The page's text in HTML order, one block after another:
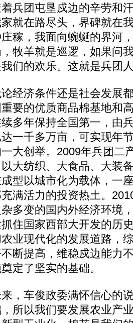
兵团屯垦戍边的辛劳和
就在路尽头，界碑就在
稼，我面向蜿蜒的界河
牧羊就是巡逻，如果问
们的欢乐。这就是兵团
济条件还是社会发展
要的优质商品棉基地和
多年保持全国第一，由
一千多万亩，可实现年
大创举。2009年兵团二
大纺织、大食品、大装
型以城市化为载体，一
满活力的投资热土。
多变的国内外经济环境
住国家西部大开发的历
业现代化的发展道路，
断提高，维稳戍边能力
定了坚实的基础。
车俊政委满怀信心的说
所以我们要发展农业产